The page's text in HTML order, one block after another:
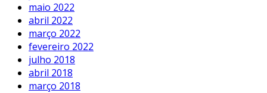
maio 2022
abril 2022
março 2022
fevereiro 2022
julho 2018
abril 2018
março 2018